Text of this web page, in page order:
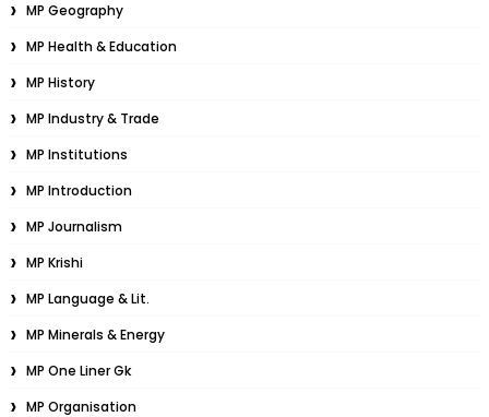
MP Geography
MP Health & Education
MP History
MP Industry & Trade
MP Institutions
MP Introduction
MP Journalism
MP Krishi
MP Language & Lit.
MP Minerals & Energy
MP One Liner Gk
MP Organisation